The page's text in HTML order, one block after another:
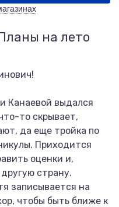
на лето
Канаевой выдался
то скрывает,
да еще тройка по
Приходится
оценки и,
страну.
записывается на
чтобы быть ближе к